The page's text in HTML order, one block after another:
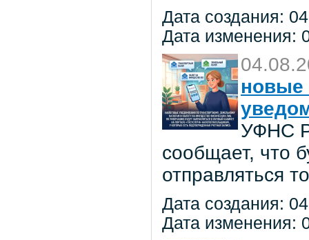
Дата создания:
Дата изменения:
новые
УФНС
сообщает, что
отправляться
Дата создания:
Дата изменения: